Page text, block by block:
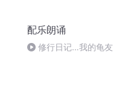
配乐朗诵
修行日记…我的龟友